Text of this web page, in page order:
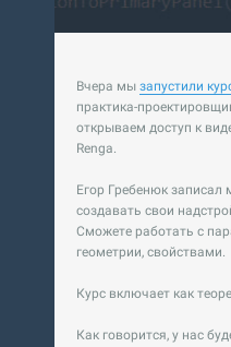
Вчера мы запустили
практика-
открываем доступ к
Renga.
Егор Гребенюк записал
создавать свои
Сможете работать с
геометрии, свойствами.
Курс включает как
Как говорится, у нас